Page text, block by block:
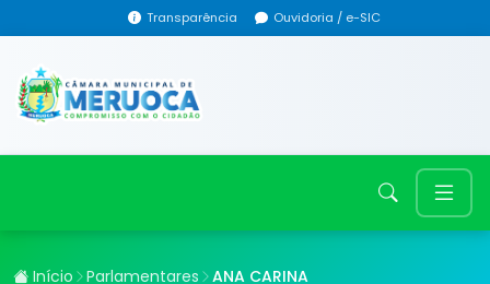
Transparência Ouvidoria / e-SIC
Início Parlamentares ANA CARINA